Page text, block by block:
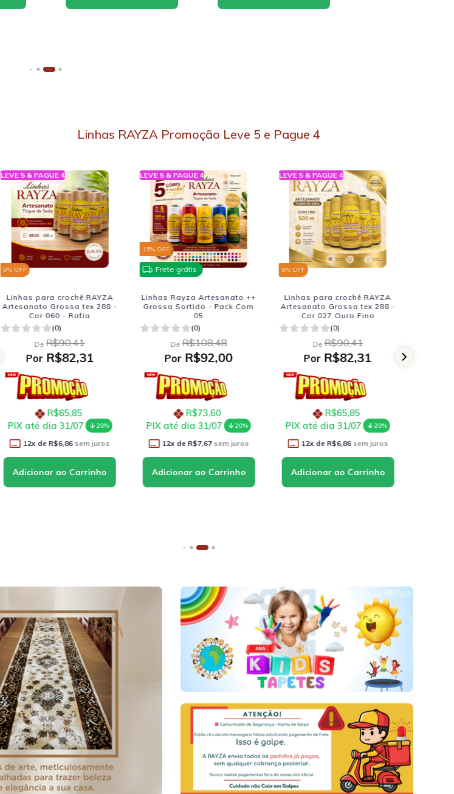
Linhas RAYZA Promoção Leve 5 e Pague 4
LEVE 5 & PAGUE 4
9% OFF
Linhas para crochê RAYZA
Artesanato Grossa tex 288 -
Cor 060 - Rafia
(0)
De R$90,41
PorR$82,31
R$65,85
PIX até dia 31/07
20%
12x de R$6,86sem juros
LEVE 5 & PAGUE 4
15% OFF
Frete grátis
Linhas Rayza Artesanato ++
Grossa Sortido - Pack Com
05
(0)
De R$108,48
Por R$92,00
R$73,60
PIX até dia 31/07
20%
12x de R$7,67sem juros
LEVE 5 & PAGUE 4
9% OFF
Linhas para crochê RAYZA
Artesanato Grossa tex 288 -
Cor 027 Ouro Fino
(0)
De R$90,41
PorR$82,31
R$65,85
PIX até dia 31/07
20%
12x de R$6,86sem juros